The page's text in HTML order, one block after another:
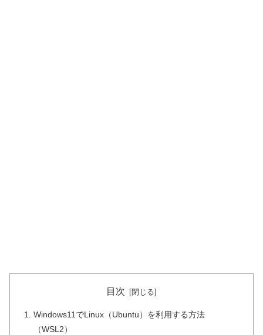
目次
Windows11でLinux（Ubuntu）を利用する方法
（WSL2）